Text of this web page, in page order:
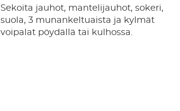
Sekoita jauhot, mantelijauhot, sokeri,
suola, 3 munankeltuaista ja kylmät
voipalat pöydällä tai kulhossa.